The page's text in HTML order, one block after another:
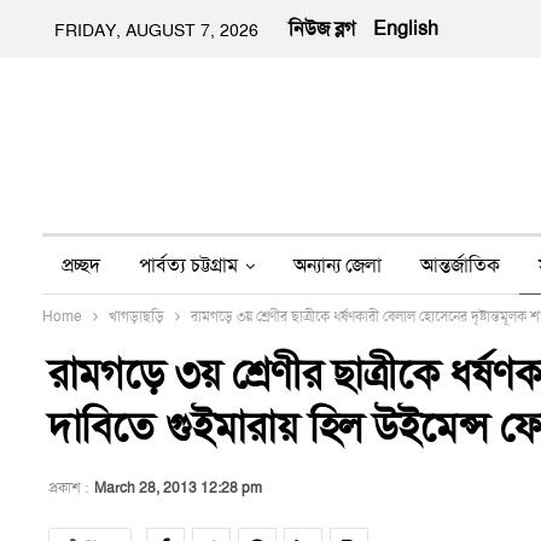
FRIDAY, AUGUST 7, 2026 নিউজ ব্লগ English
প্রচ্ছদ পার্বত্য চট্টগ্রাম অন্যান্য জেলা আন্তর্জাতিক
অন্য মিডিয়া ইতিহাস জীবন-যাপন তথ্য প্রযুক্তি
Home খাগড়াছড়ি রামগড়ে ৩য় শ্রেণীর ছাত্রীকে ধর্ষণকারী বেলাল হোসেনের
রামগড়ে ৩য় শ্রেণীর ছাত্রীকে
দাবিতে গুইমারায় হিল উইমেন্স
প্রকাশ : March 28, 2013 12:28 pm